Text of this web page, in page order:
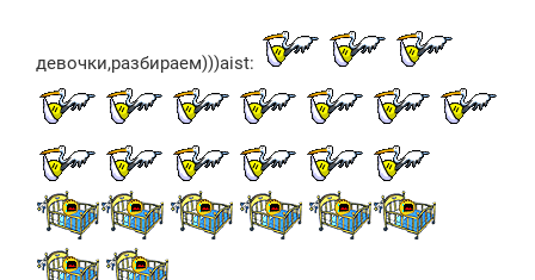
е
и
е
девочки,разбираем)))aist: